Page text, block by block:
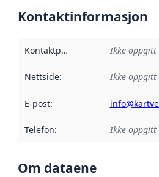
Kontaktinformasjon
Kontaktpunkt Ikke oppgitt
Nettside: Ikke oppgitt
E-post:
Telefon: Ikke oppgitt
Om dataene